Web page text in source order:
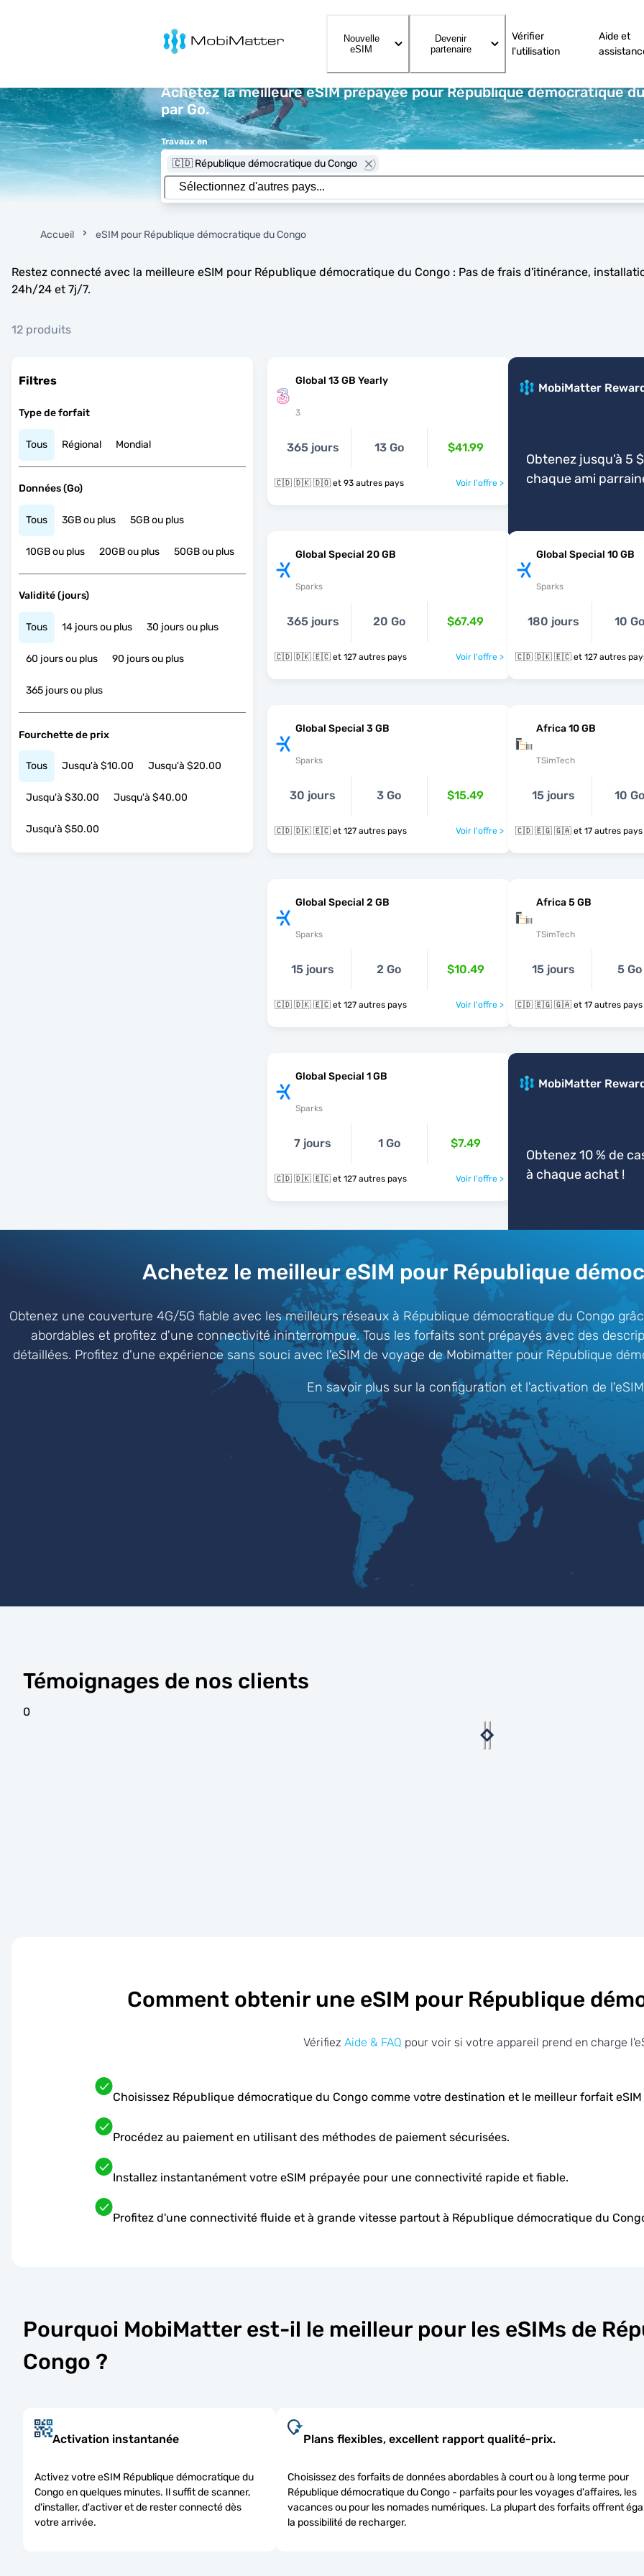
MobiMatter
Nouvelle
eSIM
Devenir
partenaire
Vérifier
l'utilisation
Aide et
Achetez la meilleure eSIM prépayée pour République démocratique
par Go.
Travaux en
🇨🇩 République démocratique du Congo
Accueil eSIM pour République démocratique du Congo
Restez connecté avec la meilleure eSIM pour République démocratique du Congo : Pas de frais d'itinérance,
24h/24 et 7j/7.
12 produits
Filtres
Type de forfait
Tous Régional Mondial
Données (Go)
Tous 3GB ou plus 5GB ou plus
10GB ou plus 20GB ou plus 50GB ou plus
Validité (jours)
Tous 14 jours ou plus 30 jours ou plus
60 jours ou plus 90 jours ou plus
365 jours ou plus
Fourchette de prix
Tous Jusqu'à $10.00 Jusqu'à $20.00
Jusqu'à $30.00 Jusqu'à $40.00
Jusqu'à $50.00
Global 13 GB Yearly
3
365 jours 13 Go $41.99
🇨🇩 🇩🇰 🇩🇴 et 93 autres pays Voir l'offre >
MobiMatter
Obtenez jusqu'à 5
chaque ami
Global Special 20 GB
Sparks
365 jours 20 Go $67.49
🇨🇩 🇩🇰 🇪🇨 et 127 autres pays Voir l'offre >
Global Special 10 GB
Sparks
180 jours 10 Go
🇨🇩 🇩🇰 🇪🇨 et 127 autres
Global Special 3 GB
Sparks
30 jours 3 Go $15.49
🇨🇩 🇩🇰 🇪🇨 et 127 autres pays Voir l'offre >
Africa 10 GB
TSimTech
15 jours 10 Go
🇨🇩 🇪🇬 🇬🇦 et 17 autres pays
Global Special 2 GB
Sparks
15 jours 2 Go $10.49
🇨🇩 🇩🇰 🇪🇨 et 127 autres pays Voir l'offre >
Africa 5 GB
TSimTech
15 jours 5 Go
🇨🇩 🇪🇬 🇬🇦 et 17 autres pays
Global Special 1 GB
Sparks
7 jours 1 Go $7.49
🇨🇩 🇩🇰 🇪🇨 et 127 autres pays Voir l'offre >
MobiMatter
Obtenez 10 % de
à chaque achat !
Achetez le meilleur eSIM pour République
Obtenez une couverture 4G/5G fiable avec les meilleurs réseaux à République démocratique du Congo
abordables et profitez d'une connectivité ininterrompue. Tous les forfaits sont prépayés avec des
détaillées. Profitez d'une expérience sans souci avec l'eSIM de voyage de Mobimatter pour République
En savoir plus sur la configuration et l'activation de l'eSIM
Témoignages de nos clients
0
Comment obtenir une eSIM pour République
Vérifiez Aide & FAQ pour voir si votre appareil prend en charge
Choisissez République démocratique du Congo comme votre destination et le meilleur forfait
Procédez au paiement en utilisant des méthodes de paiement sécurisées.
Installez instantanément votre eSIM prépayée pour une connectivité rapide et fiable.
Profitez d'une connectivité fluide et à grande vitesse partout à République démocratique du
Pourquoi MobiMatter est-il le meilleur pour les eSIMs de
Congo ?
Activation instantanée
Activez votre eSIM République démocratique du
Congo en quelques minutes. Il suffit de scanner,
d'installer, d'activer et de rester connecté dès
votre arrivée.
Plans flexibles, excellent rapport qualité-prix.
Choisissez des forfaits de données abordables à court ou à long terme pour
République démocratique du Congo - parfaits pour les voyages d'affaires, les
vacances ou pour les nomades numériques. La plupart des forfaits offrent
la possibilité de recharger.